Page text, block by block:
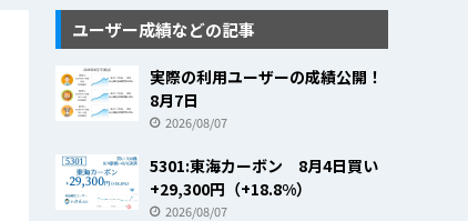
ユーザー成績などの記事
実際の利用ユーザーの成績公開！
8月7日
2026/08/07
5301:東海カーボン 8月4日買い
+29,300円（+18.8%）
2026/08/07